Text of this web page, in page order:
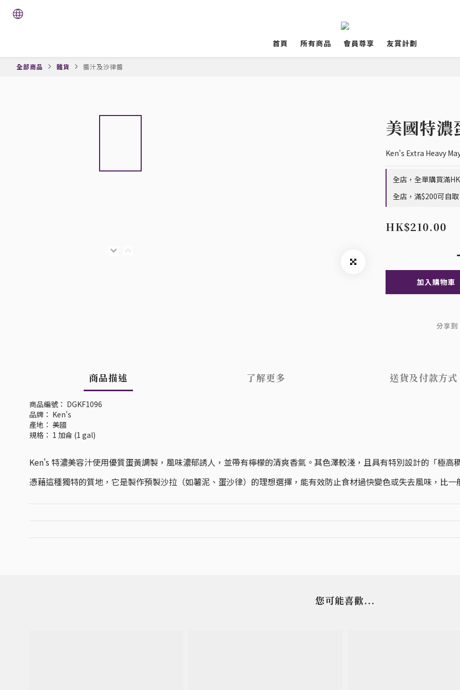
首頁 所有商品 會員尊享 友賞計劃
全部商品 雜貨 醬汁及沙律醬
美國特濃
Ken's Extra Heavy
全店，全單購買滿
全店，滿$200可自取
HK$210.00
加入購物車
分享到
商品描述 了解更多 送貨及付款方式
商品編號： DGKF1096
品牌： Ken's
產地： 美國
規格： 1 加侖 (1 gal)
Ken's 特濃美容汁使用優質蛋黃調製，風味濃郁誘人，並帶有檸檬的清爽香氣。其色澤較淺，且具有特別設計的「極高
憑藉這種獨特的質地，它是製作預製沙拉（如薯泥、蛋沙律）的理想選擇，能有效防止食材過快變色或失去風味，比
您可能喜歡...